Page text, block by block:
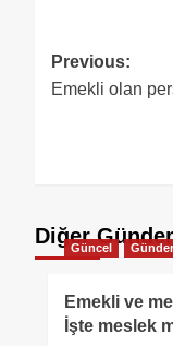
Previous:
Emekli olan
DiğerGüncel
Emekli ve
İşte meslek